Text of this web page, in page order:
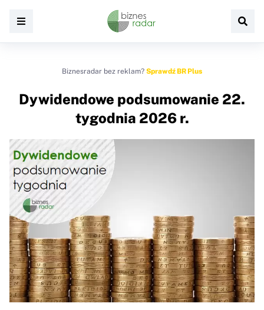
Biznesradar bez reklam? Sprawdź BR Plus
Dywidendowe podsumowanie 22.
tygodnia 2026 r.